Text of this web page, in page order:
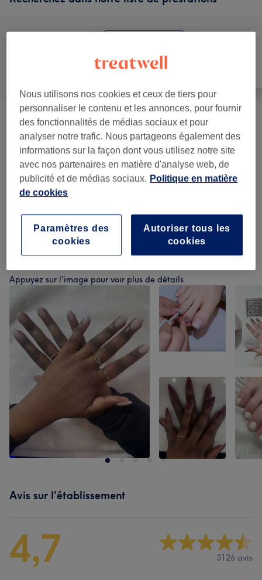
Manucure et
Manucure (5) à partir de 5 €
Pose De Faux Ongles (9) à partir de 5 €
Beauté Des Pieds (3) à partir de 20 €
Homme Manucure Et Beauté Des
(2)
Appuyez sur l'image pour voir plus de détails
Avis sur l'établissement
4,7 3126 avis
Nous utilisons nos cookies et ceux de tiers pour
personnaliser le contenu et les annonces, pour fournir
des fonctionnalités de médias sociaux et pour
analyser notre trafic. Nous partageons également des
informations sur la façon dont vous utilisez notre site
avec nos partenaires en matière d'analyse web, de
publicité et de médias sociaux. Politique en matière
de cookies
Autoriser tous les
cookies
Paramètres des
cookies